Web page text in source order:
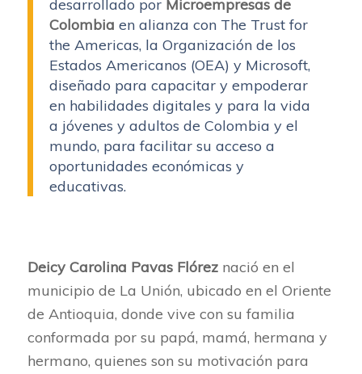
desarrollado por Microempresas de
Colombia en alianza con The Trust for
the Americas, la Organización de los
Estados Americanos (OEA) y Microsoft,
diseñado para capacitar y empoderar
en habilidades digitales y para la vida
a jóvenes y adultos de Colombia y el
mundo, para facilitar su acceso a
oportunidades económicas y
educativas.
Deicy Carolina Pavas Flóreznació en el
municipio de La Unión, ubicado en el Oriente
de Antioquia, donde vive con su familia
conformada por su papá, mamá, hermana y
hermano, quienes son su motivación para